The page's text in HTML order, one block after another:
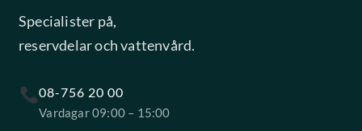
Specialister på,
reservdelar och vattenvård.
08-756 20 00
Vardagar 09:00 – 15:00